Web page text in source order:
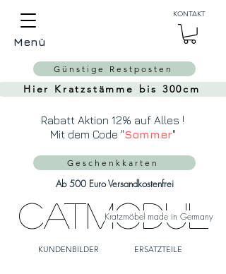
CatModul
Kratzmöbel made in Germany
Menü
KONTAKT
KUNDENBILDER ERSATZTEILE
Ab 500 Euro Versandkostenfrei
Hier Kratzstämme bis 300cm
Geschenkkarten
Günstige Restposten
Rabatt Aktion 12% auf Alles !
Mit dem Code "Sommer"